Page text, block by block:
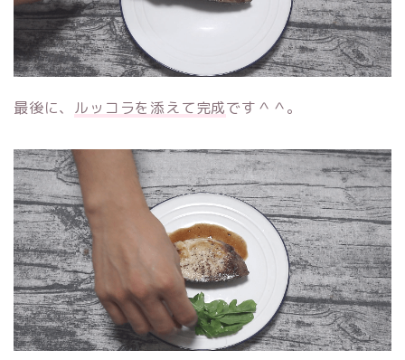
最後に、 ルッコラを添えて完成です＾＾。